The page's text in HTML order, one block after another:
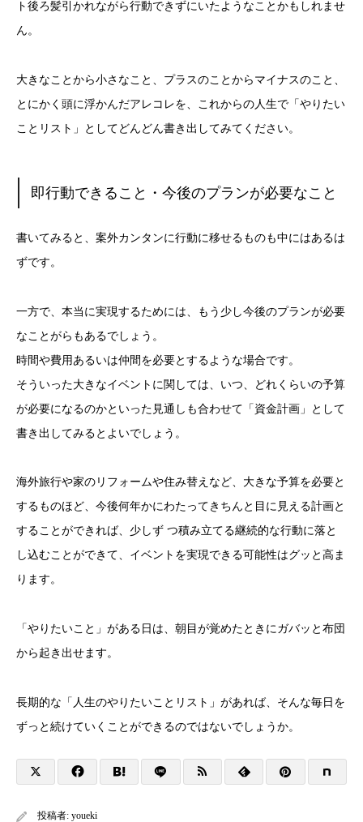
ト後ろ髪引かれながら行動できずにいたようなことかもしれませ
ん。
大きなことから小さなこと、プラスのことからマイナスのこと、
とにかく頭に浮かんだアレコレを、これからの人生で「やりたい
ことリスト」としてどんどん書き出してみてください。
即行動できること・今後のプランが必要なこと
書いてみると、案外カンタンに行動に移せるものも中にはあるは
ずです。
一方で、本当に実現するためには、もう少し今後のプランが必要
なことがらもあるでしょう。
時間や費用あるいは仲間を必要とするような場合です。
そういった大きなイベントに関しては、いつ、どれくらいの予算
が必要になるのかといった見通しも合わせて「資金計画」として
書き出してみるとよいでしょう。
海外旅行や家のリフォームや住み替えなど、大きな予算を必要と
するものほど、今後何年かにわたってきちんと目に見える計画と
することができれば、少しず つ積み立てる継続的な行動に落と
し込むことができて、イベントを実現できる可能性はグッと高ま
ります。
「やりたいこと」がある日は、朝目が覚めたときにガバッと布団
から起き出せます。
長期的な「人生のやりたいことリスト」があれば、そんな毎日を
ずっと続けていくことができるのではないでしょうか。
投稿者: youeki